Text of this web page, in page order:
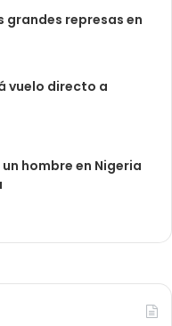
grandes represas en
vuelo directo a
hombre en Nigeria